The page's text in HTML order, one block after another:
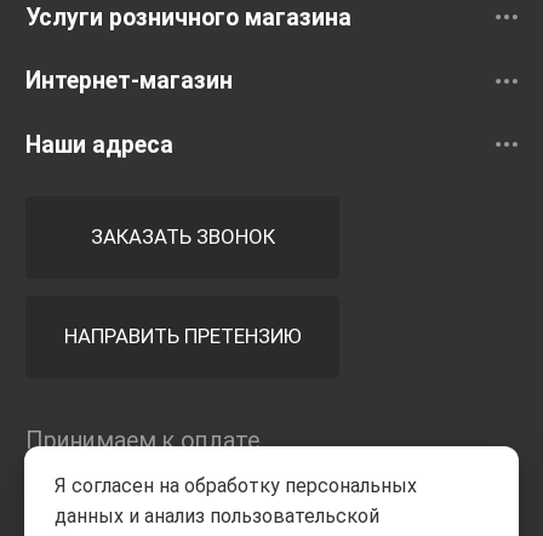
Услуги розничного магазина
Интернет-магазин
Наши адреса
ЗАКАЗАТЬ ЗВОНОК
НАПРАВИТЬ ПРЕТЕНЗИЮ
Принимаем к оплате
Я согласен на обработку персональных
данных и анализ пользовательской